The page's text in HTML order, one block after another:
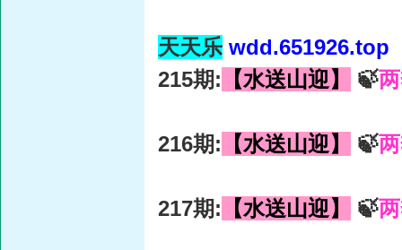
天天乐 wdd.651926.top
215期: 【水送山迎】 🍃
216期: 【水送山迎】 🍃
217期: 【水送山迎】 🍃